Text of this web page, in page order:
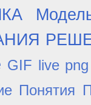
GIF live png
Понятия